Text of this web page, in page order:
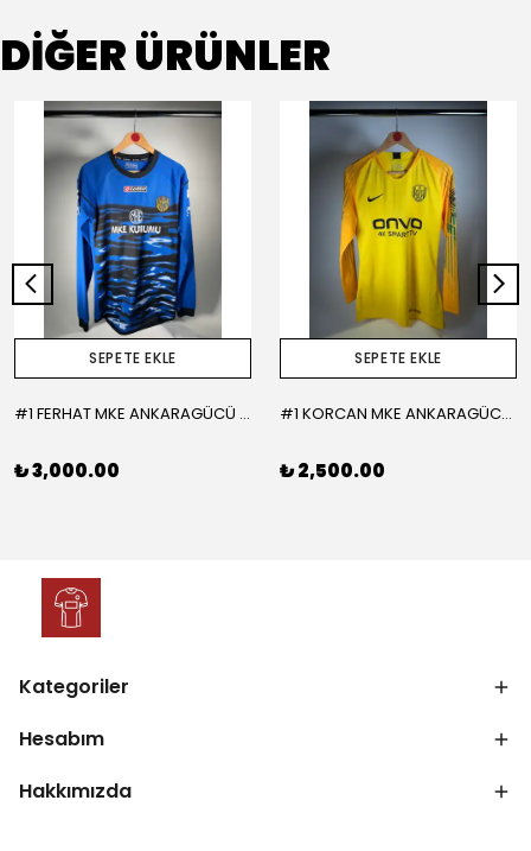
DİĞER ÜRÜNLER
SEPETE EKLE
#1 FERHAT MKE ANKARAGÜCÜ 2015-2016 KALECİ - LARGE
₺ 3,000.00
SEPETE EKLE
#1 KORCAN MKE ANKARAGÜCÜ 2019-2020 KALECİ - MEDIUM
₺ 2,500.00
Kategoriler
Hesabım
Hakkımızda